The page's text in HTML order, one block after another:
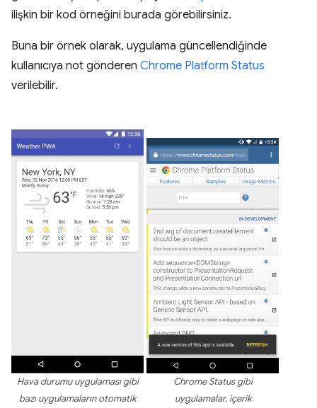
ilişkin bir kod örneğini burada görebilirsiniz.
Buna bir örnek olarak, uygulama güncellendiğinde
kullanıcıya not gönderen Chrome Platform Status
verilebilir.
Hava durumu uygulaması gibi
bazı uygulamaların otomatik
Chrome Status gibi
uygulamalar, içerik